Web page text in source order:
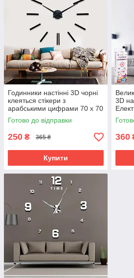
Годинники настінні 3D чорні
клеяться стікери з
арабськими цифрами 70 х 70
Безкаркасні
Готово до відправки
250 ₴ 365 ₴
Купити
3D
сам
360